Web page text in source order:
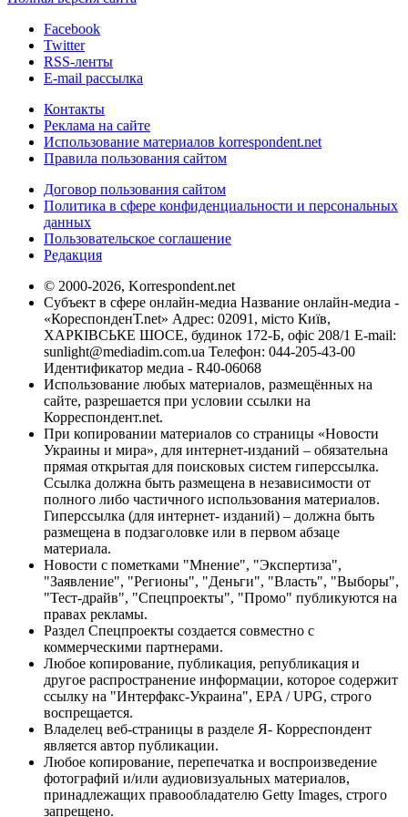
Facebook
Twitter
RSS-ленты
E-mail рассылка
Контакты
Реклама на сайте
Использование материалов korrespondent.net
Правила пользования сайтом
Договор пользования сайтом
Политика в сфере конфиденциальности и персональных
данных
Пользовательское соглашение
Редакция
© 2000-2026, Korrespondent.net
Субъект в сфере онлайн-медиа Название онлайн-медиа -
«КореспонденТ.net» Адрес: 02091, місто Київ,
ХАРКІВСЬКЕ ШОСЕ, будинок 172-Б, офіс 208/1 E-mail:
sunlight@mediadim.com.ua Телефон: 044-205-43-00
Идентификатор медиа - R40-06068
Использование любых материалов, размещённых на
сайте, разрешается при условии ссылки на
Корреспондент.net.
При копировании материалов со страницы «Новости
Украины и мира», для интернет-изданий – обязательна
прямая открытая для поисковых систем гиперссылка.
Ссылка должна быть размещена в независимости от
полного либо частичного использования материалов.
Гиперссылка (для интернет- изданий) – должна быть
размещена в подзаголовке или в первом абзаце
материала.
Новости с пометками "Мнение", "Экспертиза",
"Заявление", "Регионы", "Деньги", "Власть", "Выборы",
"Тест-драйв", "Спецпроекты", "Промо" публикуются на
правах рекламы.
Раздел Спецпроекты создается совместно с
коммерческими партнерами.
Любое копирование, публикация, републикация и
другое распространение информации, которое содержит
ссылку на "Интерфакс-Украина", EPA / UPG, строго
воспрещается.
Владелец веб-страницы в разделе Я- Корреспондент
является автор публикации.
Любое копирование, перепечатка и воспроизведение
фотографий и/или аудиовизуальных материалов,
принадлежащих правообладателю Getty Images, строго
запрещено.